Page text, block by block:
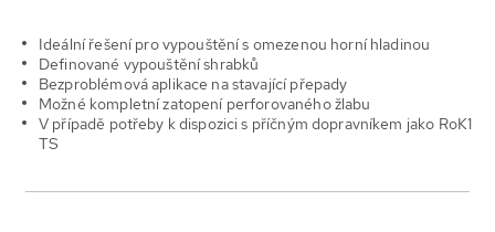
Ideální řešení pro vypouštění s omezenou horní hladinou
Definované vypouštění shrabků
Bezproblémová aplikace na stavající přepady
Možné kompletní zatopení perforovaného žlabu
V případě potřeby k dispozici s příčným dopravníkem jako RoK1
TS